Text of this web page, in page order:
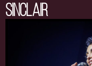
SINCLAIR